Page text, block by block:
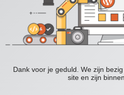
Dank voor je geduld. We zijn
site en zijn